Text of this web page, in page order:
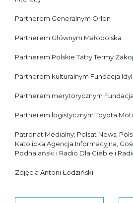
Partnerem Generalnym Orlen
Partnerem Głównym Małopolska
Partnerem Polskie Tatry Termy
Partnerem kulturalnym Fundacja
Partnerem merytorycznym
Partnerem logistycznym Toyota
Patronat Medialny; Polsat News,
Katolicka Agencja Informacyjna,
Podhalański i Radio Dla Ciebie i
Zdjęcia Antoni Łodziński